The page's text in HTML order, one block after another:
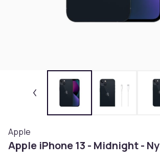
Apple
Apple iPhone 13 - Midnight - Ny